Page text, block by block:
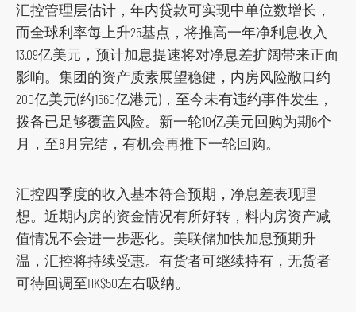
f
o
m
汇控管理层估计，年内贷款可实现中单位数增长，
而全球利率每上升25基点，将推高一年净利息收入
13.09亿美元，预计加息提速将对净息差扩阔带来正面
影响。集团的资产质素展望稳健，内房风险敞口约
200亿美元(约1560亿港元)，至今未有违约事件发生，
拨备已足够覆盖风险。新一轮10亿美元回购为期6个
月，至8月完结，有机会再推下一轮回购。
汇控四季度的收入基本符合预期，净息差表现理
想。近期内房的资金情况有所好转，料内房资产减
值情况不会进一步恶化。美联储加快加息预期升
温，汇控将持续受惠。有货者可继续持有，无货者
可待回调至HK$50左右吸纳。